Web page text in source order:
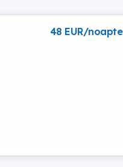
48 EUR/noapte